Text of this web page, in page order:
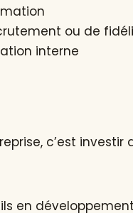
ou de
interne
c’est investir
en